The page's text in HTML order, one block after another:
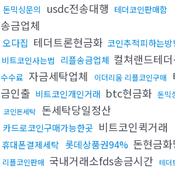
돈믹싱문의 usdc전송대행 테더코인판매함
송금업체
오다집 테더트론현금화 코인추적피하는방
비트코인사는법 리플송금업체 컬쳐랜드테
수수료 자금세탁업체 이더리움 리플코인구매
금인출 비트코인개인거래 btc현금화 돈믹
코인돈세탁
돈세탁당일정산
카드로코인구매가능한곳 비트코인퀵거래
휴대폰결제세탁 롯데상품권94% 돈현금
리플코인판매 국내거래소fds송금시간 테더